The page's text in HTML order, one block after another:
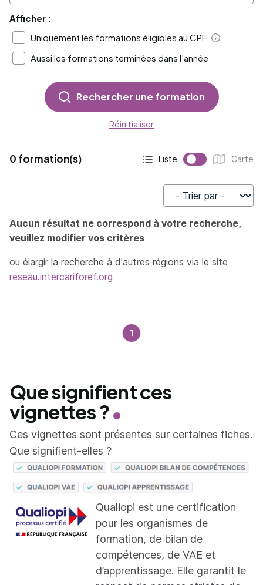
Afficher :
Uniquement les formations éligibles au CPF
Aide
Aussi les formations terminées dans l'année
Rechercher une formation
Réinitialiser
0 formation(s)
Affichage actif :
Liste
Affichage :
Carte
Trier par
Aucun résultat ne correspond à votre recherche,
veuillez modifier vos critères
ou élargir la recherche à d'autres régions via le site
reseau.intercariforef.org
1
Que signifient ces
vignettes ?
Ces vignettes sont présentes sur certaines fiches.
Que signifient-elles ?
Qualiopi est une certification
pour les organismes de
formation, de bilan de
compétences, de VAE et
d’apprentissage. Elle garantit le